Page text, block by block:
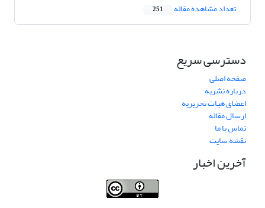
تعداد مشاهده مقاله 251
دسترسی سریع
صفحه اصلی
درباره نشریه
اعضای هیات تحریریه
ارسال مقاله
تماس با ما
نقشه سایت
آخرین اخبار